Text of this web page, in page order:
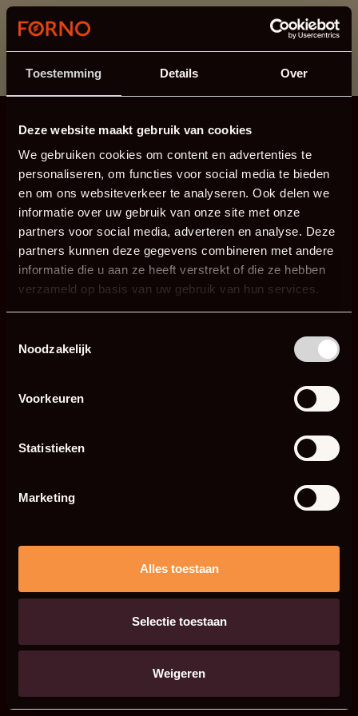
Toestemming Details Over
Deze website maakt gebruik van cookies
We gebruiken cookies om content en advertenties te
personaliseren, om functies voor social media te bieden
en om ons websiteverkeer te analyseren. Ook delen we
informatie over uw gebruik van onze site met onze
partners voor social media, adverteren en analyse. Deze
partners kunnen deze gegevens combineren met andere
informatie die u aan ze heeft verstrekt of die ze hebben
verzameld op basis van uw gebruik van hun services.
Noodzakelijk
Voorkeuren
Statistieken
Marketing
Alles toestaan
Selectie toestaan
Weigeren
This section is currently under maintenance.
If you are missing information, you can call us at +31
413 745 423 or email us at info@forno.eu